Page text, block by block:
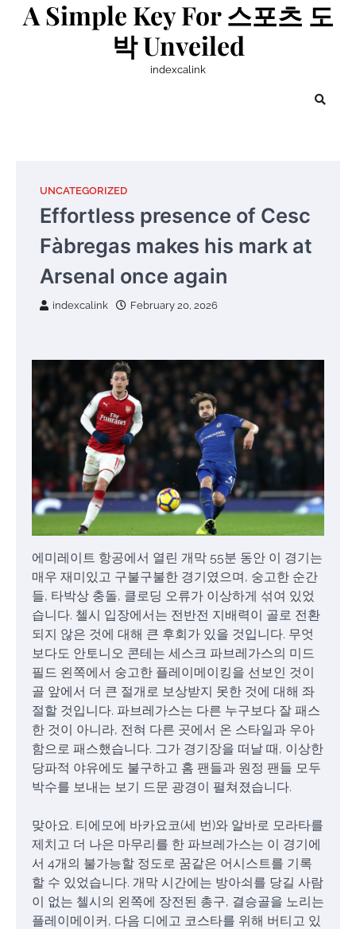
A Simple Key For 스포츠 도
박 Unveiled
indexcalink
UNCATEGORIZED
Effortless presence of Cesc
Fàbregas makes his mark at
Arsenal once again
indexcalink February 20, 2026
에미레이트 항공에서 열린 개막 55분 동안 이 경기는
매우 재미있고 구불구불한 경기였으며, 숭고한 순간
들, 타박상 충돌, 클로딩 오류가 이상하게 섞여 있었
습니다. 첼시 입장에서는 전반전 지배력이 골로 전환
되지 않은 것에 대해 큰 후회가 있을 것입니다. 무엇
보다도 안토니오 콘테는 세스크 파브레가스의 미드
필드 왼쪽에서 숭고한 플레이메이킹을 선보인 것이
골 앞에서 더 큰 절개로 보상받지 못한 것에 대해 좌
절할 것입니다. 파브레가스는 다른 누구보다 잘 패스
한 것이 아니라, 전혀 다른 곳에서 온 스타일과 우아
함으로 패스했습니다. 그가 경기장을 떠날 때, 이상한
당파적 야유에도 불구하고 홈 팬들과 원정 팬들 모두
박수를 보내는 보기 드문 광경이 펼쳐졌습니다.
맞아요. 티에모에 바카요코(세 번)와 알바로 모라타를
제치고 더 나은 마무리를 한 파브레가스는 이 경기에
서 4개의 불가능할 정도로 꿈같은 어시스트를 기록
할 수 있었습니다. 개막 시간에는 방아쇠를 당길 사람
이 없는 첼시의 왼쪽에 장전된 총구, 결승골을 노리는
플레이메이커, 다음 디에고 코스타를 위해 버티고 있